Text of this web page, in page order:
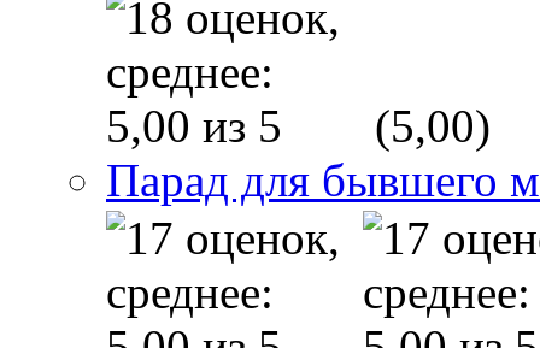
(5,00)
Парад для бывшего